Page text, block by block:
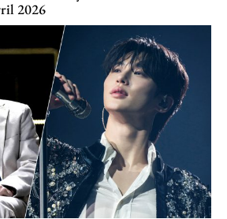
2026